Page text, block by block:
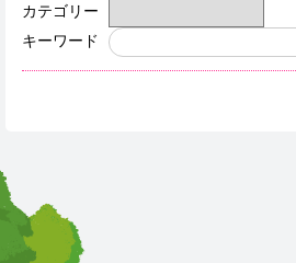
カテゴリー
キーワード